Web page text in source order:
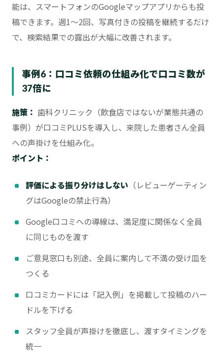
能は、スマートフォンのGoogleマップアプリからも投
稿できます。週1〜2回、写真付きの投稿を継続するだけ
で、検索結果での露出が大幅に改善されます。
事例6：口コミ依頼の仕組み化で口コミ数が
37倍に
施策： 歯科クリニック（飲食店ではないが業態共通の
事例）が口コミPLUSを導入し、来院した患者さん全員
への声掛けを仕組み化。
ポイント：
評価による振り分けはしない （レビューゲーティン
グはGoogleの禁止行為）
Google口コミへの導線は、満足度に関係なく全員
に同じものを渡す
ご意見窓口も別途、全員に案内して不満の受け皿を
つくる
口コミカードには「記入例」を掲載して投稿のハー
ドルを下げる
スタッフ全員が声掛けを徹底し、渡すタイミングを
統一